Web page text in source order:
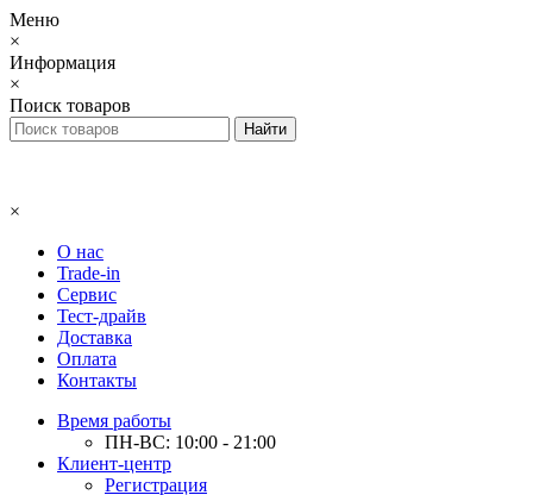
Меню
×
Информация
×
Поиск товаров
×
О нас
Trade-in
Сервис
Тест-драйв
Доставка
Оплата
Контакты
Время работы
ПН-ВС: 10:00 - 21:00
Клиент-центр
Регистрация